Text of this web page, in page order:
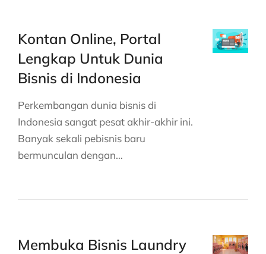
Kontan Online, Portal
Lengkap Untuk Dunia
Bisnis di Indonesia
Perkembangan dunia bisnis di
Indonesia sangat pesat akhir-akhir ini.
Banyak sekali pebisnis baru
bermunculan dengan…
Membuka Bisnis Laundry